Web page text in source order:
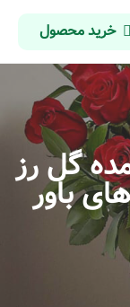
خرید محصول
گل رز
باور